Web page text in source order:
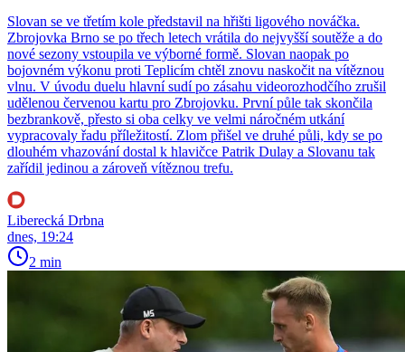
Slovan se ve třetím kole představil na hřišti ligového nováčka.
Zbrojovka Brno se po třech letech vrátila do nejvyšší soutěže a do
nové sezony vstoupila ve výborné formě. Slovan naopak po
bojovném výkonu proti Teplicím chtěl znovu naskočit na vítěznou
vlnu. V úvodu duelu hlavní sudí po zásahu videorozhodčího zrušil
udělenou červenou kartu pro Zbrojovku. První půle tak skončila
bezbrankově, přesto si oba celky ve velmi náročném utkání
vypracovaly řadu příležitostí. Zlom přišel ve druhé půli, kdy se po
dlouhém vhazování dostal k hlavičce Patrik Dulay a Slovanu tak
zařídil jedinou a zároveň vítěznou trefu.
Liberecká Drbna
dnes, 19:24
2 min